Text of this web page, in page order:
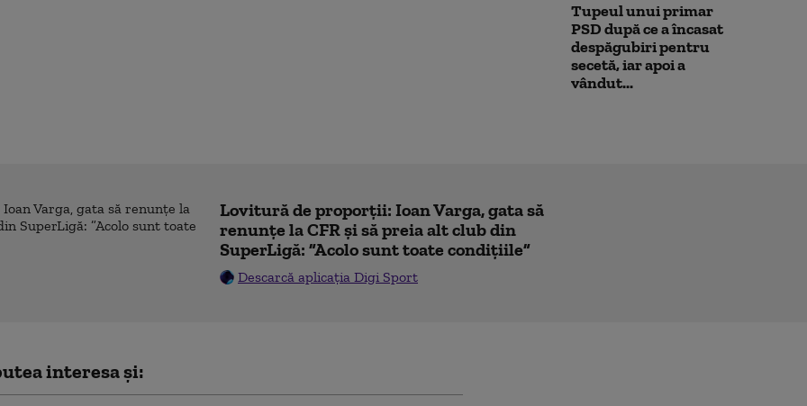
Tupeul unui primar
PSD după ce a încasat
despăgubiri pentru
secetă, iar apoi a
vândut...
Lovitură de proporții: Ioan Varga, gata să
renunțe la CFR și să preia alt club din
SuperLigă: ”Acolo sunt toate condițiile”
Descarcă aplicația Digi Sport
interesa și: